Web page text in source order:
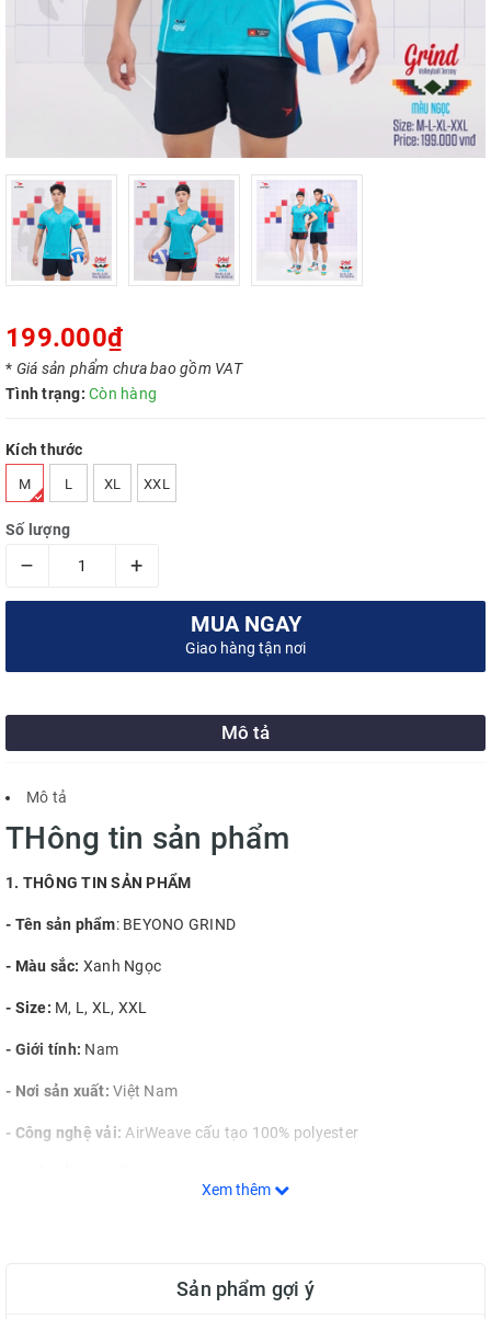
199.000₫
* Giá sản phẩm chưa bao gồm VAT
Tình trạng: Còn hàng
Kích thước
M L XL XXL
Số lượng
– +
MUA NGAY
Giao hàng tận nơi
Mô tả
Mô tả
THông tin sản phẩm
1. THÔNG TIN SẢN PHẨM
- Tên sản phẩm: BEYONO GRIND
- Màu sắc: Xanh Ngọc
- Size: M, L, XL, XXL
- Giới tính: Nam
- Nơi sản xuất: Việt Nam
- Công nghệ vải: AirWeave cấu tạo 100% polyester
do để trở thành chính bạn mới là bản thể tuyệt vời nhất. Tuyên ngôn
Xem thêm
Sản phẩm gợi ý